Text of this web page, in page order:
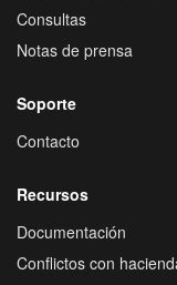
Consultas
Notas de prensa
Soporte
Contacto
Recursos
Documentación
Conflictos con